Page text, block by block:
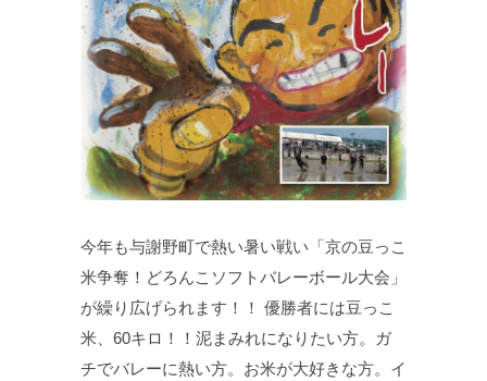
今年も与謝野町で熱い暑い戦い「京の豆っこ
米争奪！どろんこソフトバレーボール大会」
が繰り広げられます！！ 優勝者には豆っこ
米、60キロ！！泥まみれになりたい方。ガ
チでバレーに熱い方。お米が大好きな方。イ